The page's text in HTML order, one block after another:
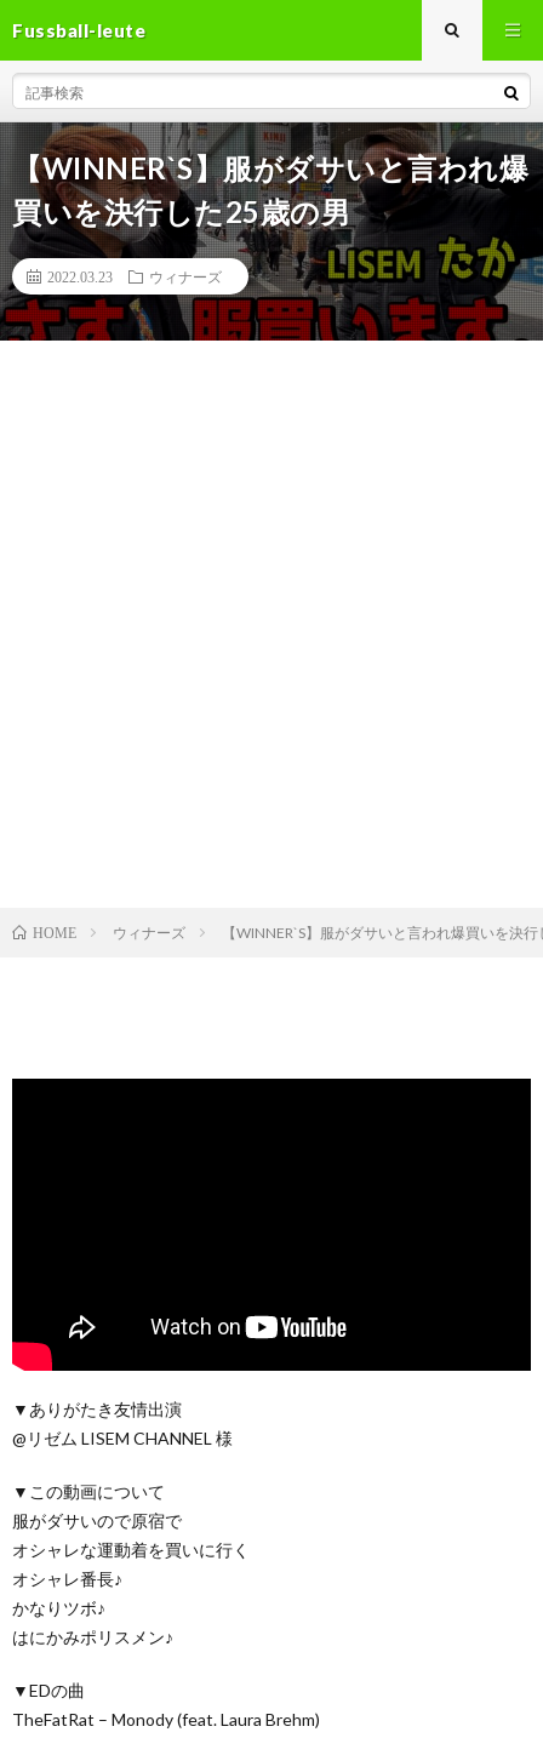
Fussball-leute
【WINNER`S】服がダサいと言われ爆
買いを決行した25歳の男
2022.03.23 ウィナーズ
HOME ウィナーズ 【WINNER`S】服がダサいと言われ爆買いを決
▼ありがたき友情出演
@リゼム LISEM CHANNEL 様
▼この動画について
服がダサいので原宿で
オシャレな運動着を買いに行く
オシャレ番長♪
かなりツボ♪
はにかみポリスメン♪
▼EDの曲
TheFatRat – Monody (feat. Laura Brehm)